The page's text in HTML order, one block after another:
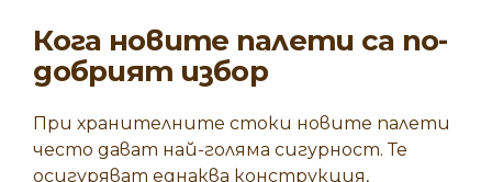
Кога новите палети са по-
добрият избор
При хранителните стоки новите палети
често дават най-голяма сигурност. Те
осигуряват еднаква конструкция,